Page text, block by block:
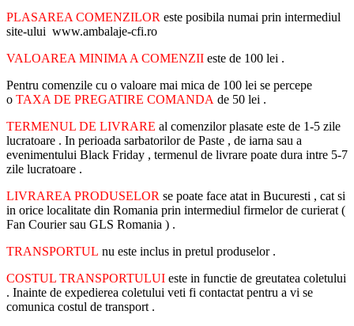
PLASAREA COMENZILOR este posibila numai prin intermediul
site-ului www.ambalaje-cfi.ro
VALOAREA MINIMA A COMENZII este de 100 lei .
Pentru comenzile cu o valoare mai mica de 100 lei se percepe
o TAXA DE PREGATIRE COMANDA de 50 lei .
TERMENUL DE LIVRARE al comenzilor plasate este de 1-5 zile
lucratoare . In perioada sarbatorilor de Paste , de iarna sau a
evenimentului Black Friday , termenul de livrare poate dura intre 5-7
zile lucratoare .
LIVRAREA PRODUSELOR se poate face atat in Bucuresti , cat si
in orice localitate din Romania prin intermediul firmelor de curierat (
Fan Courier sau GLS Romania ) .
TRANSPORTUL nu este inclus in pretul produselor .
COSTUL TRANSPORTULUI este in functie de greutatea coletului
. Inainte de expedierea coletului veti fi contactat pentru a vi se
comunica costul de transport .